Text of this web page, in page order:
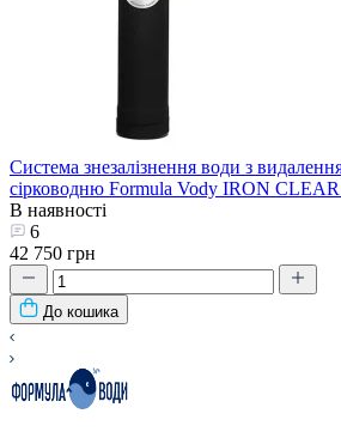
Система знезалізнення води з
сірководню Formula Vody IRON
В наявності
6
42 750 грн
До кошика